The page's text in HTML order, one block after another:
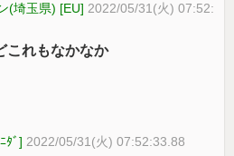
(埼玉県) [EU] 2022/05/31(火) 07:52:
これもなかなか
ﾀﾞ] 2022/05/31(火) 07:52:33.88